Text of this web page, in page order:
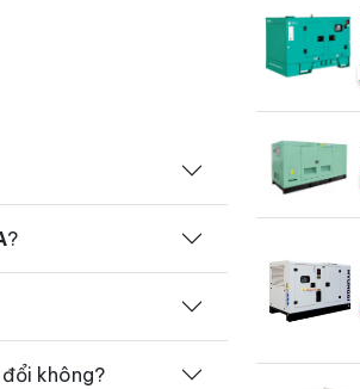
?
không?